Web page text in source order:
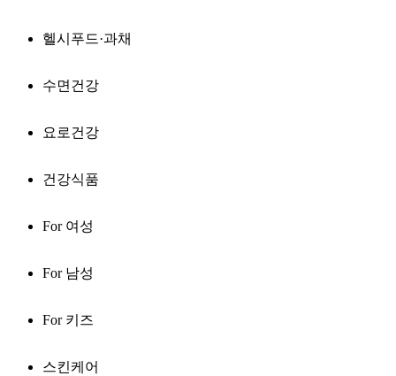
헬시푸드·과채
수면건강
요로건강
건강식품
For 여성
For 남성
For 키즈
스킨케어